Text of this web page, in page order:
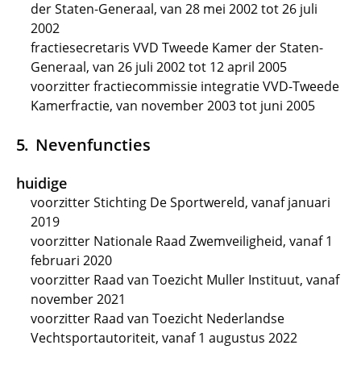
der Staten-Generaal, van 28 mei 2002 tot 26 juli
2002
fractiesecretaris VVD Tweede Kamer der Staten-
Generaal, van 26 juli 2002 tot 12 april 2005
voorzitter fractiecommissie integratie VVD-Tweede
Kamerfractie, van november 2003 tot juni 2005
Nevenfuncties
huidige
voorzitter Stichting De Sportwereld, vanaf januari
2019
voorzitter Nationale Raad Zwemveiligheid, vanaf 1
februari 2020
voorzitter Raad van Toezicht Muller Instituut, vanaf
november 2021
voorzitter Raad van Toezicht Nederlandse
Vechtsportautoriteit, vanaf 1 augustus 2022